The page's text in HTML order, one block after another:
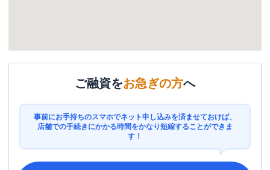
ご融資をお急ぎの方へ
事前にお手持ちのスマホでネット申し込みを済ませておけば、
店舗での手続きにかかる時間をかなり短縮することができま
す！